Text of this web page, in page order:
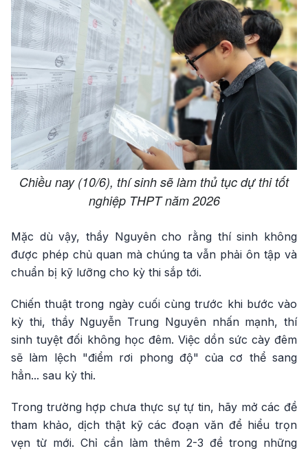
Chiều nay (10/6), thí sinh sẽ làm thủ tục dự thi tốt
nghiệp THPT năm 2026
Mặc dù vậy, thầy Nguyên cho rằng thí sinh không
được phép chủ quan mà chúng ta vẫn phải ôn tập và
chuẩn bị kỹ lưỡng cho kỳ thi sắp tới.
Chiến thuật trong ngày cuối cùng trước khi bước vào
kỳ thi, thầy Nguyễn Trung Nguyên nhấn mạnh, thí
sinh tuyệt đối không học đêm. Việc dồn sức cày đêm
sẽ làm lệch "điểm rơi phong độ" của cơ thể sang
hẳn... sau kỳ thi.
Trong trường hợp chưa thực sự tự tin, hãy mở các đề
tham khảo, dịch thật kỹ các đoạn văn để hiểu trọn
vẹn từ mới. Chỉ cần làm thêm 2-3 đề trong những